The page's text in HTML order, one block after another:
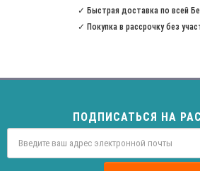
✓ Быстрая доставка по всей
✓ Покупка в рассрочку без
ПОДПИСАТЬСЯ НА